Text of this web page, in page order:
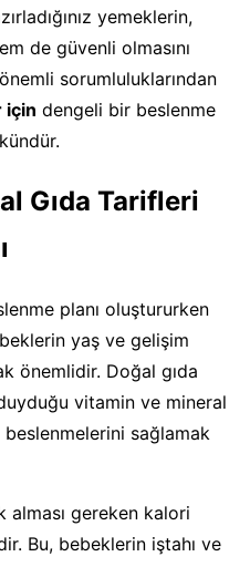
yemeklerin,
de güvenli olmasını
sorumluluklarından
için dengeli bir beslenme
Gıda Tarifleri
planı oluştururken
yaş ve gelişim
önemlidir. Doğal gıda
vitamin ve mineral
beslenmelerini sağlamak
alması gereken kalori
Bu, bebeklerin iştahı ve